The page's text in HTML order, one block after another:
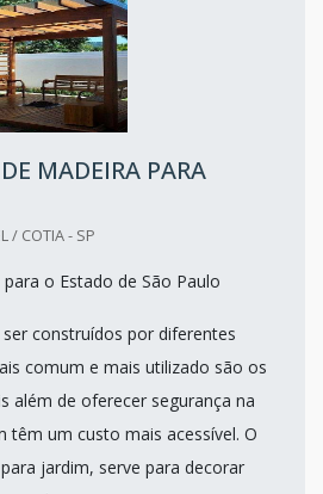
MADEIRA PARA
/ COTIA - SP
o Estado de São Paulo
construídos por diferentes
comum e mais utilizado são os
além de oferecer segurança na
têm um custo mais acessível. O
jardim, serve para decorar